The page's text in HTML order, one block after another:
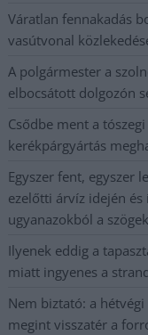
Váratlan fennakadás
vasútvonal
A polgármester a
elbocsátott dolgozón
Csődbe ment a
kerékpárgyártás
Egyszer fent, egyszer
ezelőtti árvíz idején
ugyanazokból a
Ilyenek eddig a
miatt ingyenes a
Nem biztató: a
megint visszatér a